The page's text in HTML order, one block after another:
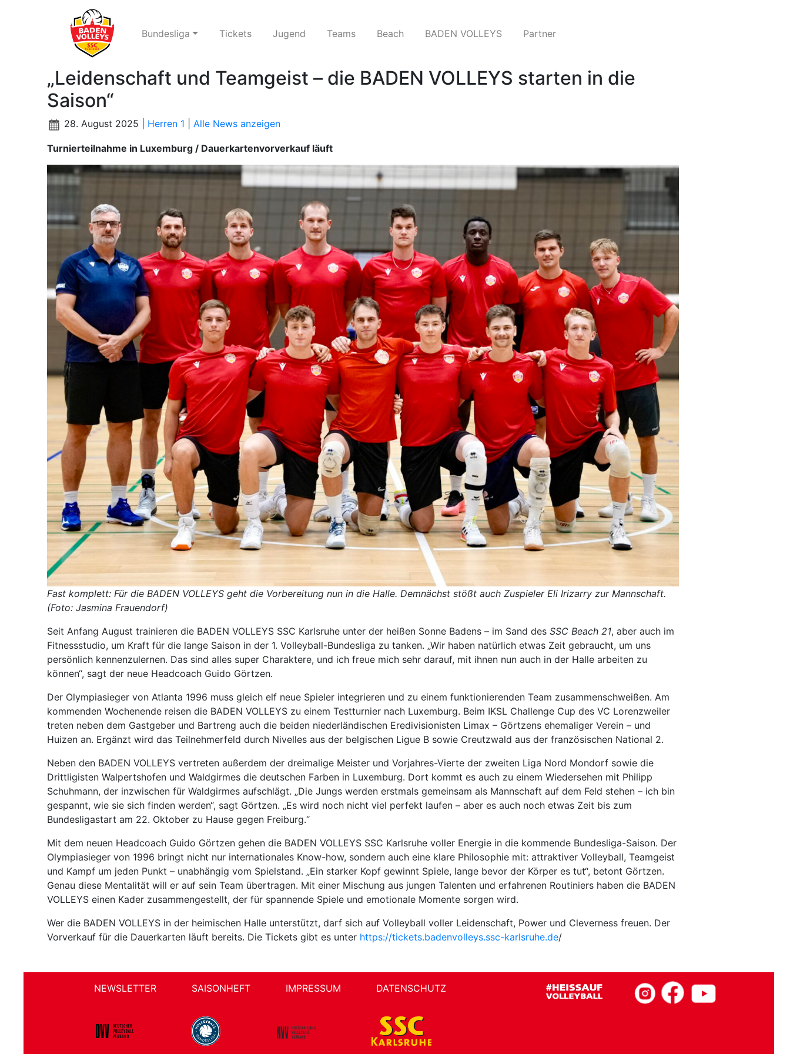
Bundesliga Tickets Jugend Teams​ Beach BADEN VOLLEYS Partner
„Leidenschaft und Teamgeist – die BADEN VOLLEYS starten in die
Saison“
28. August 2025 | Herren 1 Alle News anzeigen
Turnierteilnahme in Luxemburg / Dauerkartenvorverkauf läuft
Fast komplett: Für die BADEN VOLLEYS geht die Vorbereitung nun in die Halle. Demnächst stößt auch Zuspieler Eli Irizarry zur Mannschaft.
(Foto: Jasmina Frauendorf)
Seit Anfang August trainieren die BADEN VOLLEYS SSC Karlsruhe unter der heißen Sonne Badens – im Sand des SSC Beach 21, aber auch im
Fitnessstudio, um Kraft für die lange Saison in der 1. Volleyball-Bundesliga zu tanken. „Wir haben natürlich etwas Zeit gebraucht, um uns
persönlich kennenzulernen. Das sind alles super Charaktere, und ich freue mich sehr darauf, mit ihnen nun auch in der Halle arbeiten zu
können“, sagt der neue Headcoach Guido Görtzen.
Der Olympiasieger von Atlanta 1996 muss gleich elf neue Spieler integrieren und zu einem funktionierenden Team zusammenschweißen. Am
kommenden Wochenende reisen die BADEN VOLLEYS zu einem Testturnier nach Luxemburg. Beim IKSL Challenge Cup des VC Lorenzweiler
treten neben dem Gastgeber und Bartreng auch die beiden niederländischen Eredivisionisten Limax – Görtzens ehemaliger Verein – und
Huizen an. Ergänzt wird das Teilnehmerfeld durch Nivelles aus der belgischen Ligue B sowie Creutzwald aus der französischen National 2.
Neben den BADEN VOLLEYS vertreten außerdem der dreimalige Meister und Vorjahres-Vierte der zweiten Liga Nord Mondorf sowie die
Drittligisten Walpertshofen und Waldgirmes die deutschen Farben in Luxemburg. Dort kommt es auch zu einem Wiedersehen mit Philipp
Schuhmann, der inzwischen für Waldgirmes aufschlägt. „Die Jungs werden erstmals gemeinsam als Mannschaft auf dem Feld stehen – ich bin
gespannt, wie sie sich finden werden“, sagt Görtzen. „Es wird noch nicht viel perfekt laufen – aber es auch noch etwas Zeit bis zum
Bundesligastart am 22. Oktober zu Hause gegen Freiburg.“
Mit dem neuen Headcoach Guido Görtzen gehen die BADEN VOLLEYS SSC Karlsruhe voller Energie in die kommende Bundesliga-Saison. Der
Olympiasieger von 1996 bringt nicht nur internationales Know-how, sondern auch eine klare Philosophie mit: attraktiver Volleyball, Teamgeist
und Kampf um jeden Punkt – unabhängig vom Spielstand. „Ein starker Kopf gewinnt Spiele, lange bevor der Körper es tut“, betont Görtzen.
Genau diese Mentalität will er auf sein Team übertragen. Mit einer Mischung aus jungen Talenten und erfahrenen Routiniers haben die BADEN
VOLLEYS einen Kader zusammengestellt, der für spannende Spiele und emotionale Momente sorgen wird.
Wer die BADEN VOLLEYS in der heimischen Halle unterstützt, darf sich auf Volleyball voller Leidenschaft, Power und Cleverness freuen. Der
Vorverkauf für die Dauerkarten läuft bereits. Die Tickets gibt es unter https://tickets.badenvolleys.ssc-karlsruhe.de/
NEWSLETTER SAISONHEFT IMPRESSUM DATENSCHUTZ